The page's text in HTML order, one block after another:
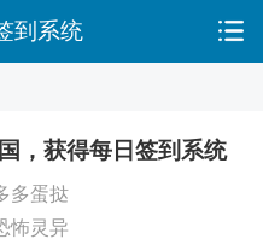
，获得每日签到系统
多蛋挞
怖灵异
到系统